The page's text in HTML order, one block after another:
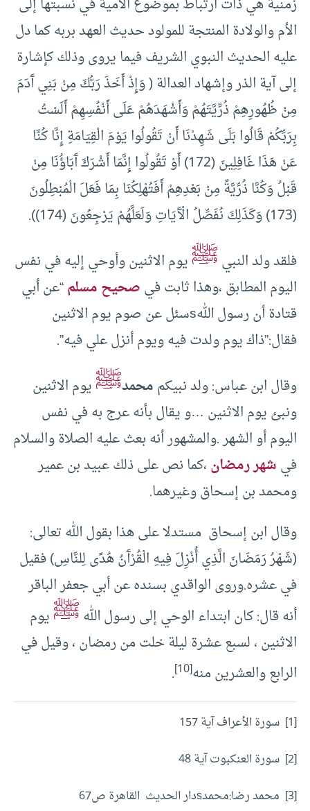
الأم والولادة المنتجة للمولود حديث العهد بربه كما دل
عليه الحديث النبوي الشريف فيما يروى وذلك كإشارة
إلى آية الذر وإشهاد العدالة ( وَإِذْ أَخَذَ رَبُّكَ مِنْ بَنِي آَدَمَ
مِنْ ظُهُورِهِمْ ذُرِّيَّتَهُمْ وَأَشْهَدَهُمْ عَلَى أَنْفُسِهِمْ أَلَسْتُ
بِرَبِّكُمْ قَالُوا بَلَى شَهِدْنَا أَنْ تَقُولُوا يَوْمَ الْقِيَامَةِ إِنَّا كُنَّا
عَنْ هَذَا غَافِلِينَ (172) أَوْ تَقُولُوا إِنَّمَا أَشْرَكَ آَبَاؤُنَا مِنْ
قَبْلُ وَكُنَّا ذُرِّيَّةً مِنْ بَعْدِهِمْ أَفَتُهْلِكُنَا بِمَا فَعَلَ الْمُبْطِلُونَ
(173) وَكَذَلِكَ نُفَصِّلُ الْآَيَاتِ وَلَعَلَّهُمْ يَرْجِعُونَ (174)).
فلقد ولد النبيﷺيوم الاثنين وأوحي إليه في نفس
اليوم المطابق ،وهذا ثابت فيصحيح مسلم“عن أبي
قتادة أن رسول اللهsسئل عن صوم يوم الاثنين
فقال:”ذاك يوم ولدت فيه ويوم أنزل علي فيه”.
وقال ابن عباس: ولد نبيكممحمدﷺيوم الاثنين
ونبئ يوم الاثنين …و يقال بأنه عرج به في نفس
اليوم أو الشهر .والمشهور أنه بعث عليه الصلاة والسلام
فيشهر رمضان،كما نص على ذلك عبيد بن عمير
ومحمد بن إسحاق وغيرهما.
وقال ابن إسحاق مستدلا على هذا بقول الله تعالى:
(شَهْرُ رَمَضَانَ الَّذِي أُنْزِلَ فِيهِ الْقُرْآَنُ هُدًى لِلنَّاسِ) فقيل
في عشره.وروى الواقدي بسنده عن أبي جعفر الباقر
أنه قال: كان ابتداء الوحي إلى رسول اللهﷺيوم
الاثنين ، لسبع عشرة ليلة خلت من رمضان ، وقيل في
الرابع والعشرين منه[10]
.
[1] سورة الأعراف آية 157
[2] سورة العنكبوت آية 48
[3] محمد رضا:محمدsدار الحديث القاهرة ص67